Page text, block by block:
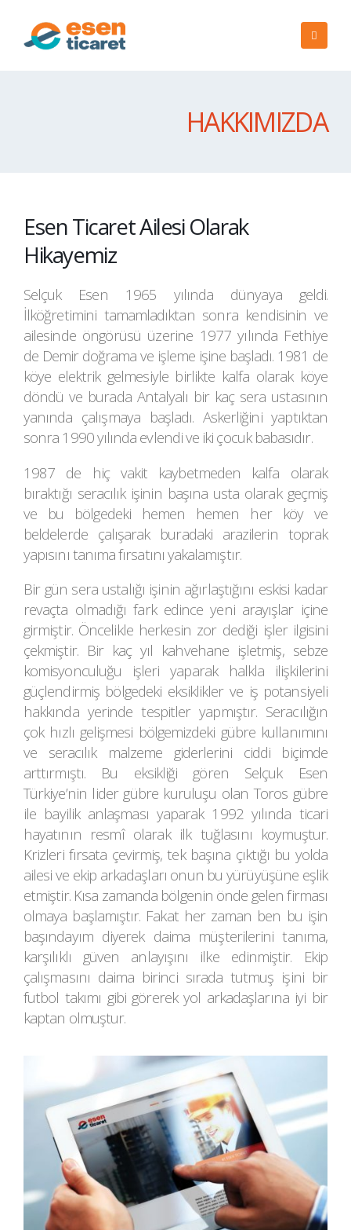
HAKKIMIZDA
Esen Ticaret Ailesi Olarak
Hikayemiz
Selçuk Esen 1965 yılında dünyaya geldi.
İlköğretimini tamamladıktan sonra kendisinin ve
ailesinde öngörüsü üzerine 1977 yılında Fethiye
de Demir doğrama ve işleme işine başladı. 1981 de
köye elektrik gelmesiyle birlikte kalfa olarak köye
döndü ve burada Antalyalı bir kaç sera ustasının
yanında çalışmaya başladı. Askerliğini yaptıktan
sonra 1990 yılında evlendi ve iki çocuk babasıdır.
1987 de hiç vakit kaybetmeden kalfa olarak
bıraktığı seracılık işinin başına usta olarak geçmiş
ve bu bölgedeki hemen hemen her köy ve
beldelerde çalışarak buradaki arazilerin toprak
yapısını tanıma fırsatını yakalamıştır.
Bir gün sera ustalığı işinin ağırlaştığını eskisi kadar
revaçta olmadığı fark edince yeni arayışlar içine
girmiştir. Öncelikle herkesin zor dediği işler ilgisini
çekmiştir. Bir kaç yıl kahvehane işletmiş, sebze
komisyonculuğu işleri yaparak halkla ilişkilerini
güçlendirmiş bölgedeki eksiklikler ve iş potansiyeli
hakkında yerinde tespitler yapmıştır. Seracılığın
çok hızlı gelişmesi bölgemizdeki gübre kullanımını
ve seracılık malzeme giderlerini ciddi biçimde
arttırmıştı. Bu eksikliği gören Selçuk Esen
Türkiye’nin lider gübre kuruluşu olan Toros gübre
ile bayilik anlaşması yaparak 1992 yılında ticari
hayatının resmî olarak ilk tuğlasını koymuştur.
Krizleri fırsata çevirmiş, tek başına çıktığı bu yolda
ailesi ve ekip arkadaşları onun bu yürüyüşüne eşlik
etmiştir. Kısa zamanda bölgenin önde gelen firması
olmaya başlamıştır. Fakat her zaman ben bu işin
başındayım diyerek daima müşterilerini tanıma,
karşılıklı güven anlayışını ilke edinmiştir. Ekip
çalışmasını daima birinci sırada tutmuş işini bir
futbol takımı gibi görerek yol arkadaşlarına iyi bir
kaptan olmuştur.